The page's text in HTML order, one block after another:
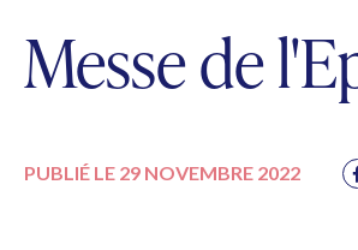
Messe de
PUBLIÉ LE 29 NOVEMBRE 2022